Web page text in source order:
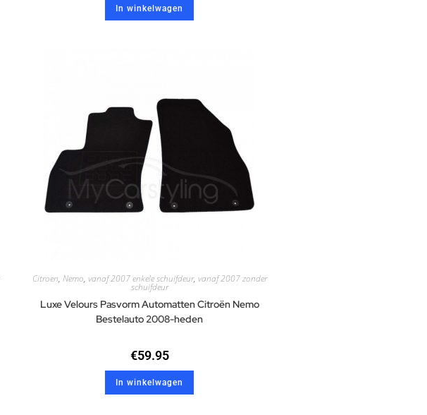
In winkelwagen
Citroen, Nemo, vanaf 2007 enkele schuifdeur, vanaf 2007 zonder
schuifdeur
Luxe Velours Pasvorm Automatten Citroën Nemo
Bestelauto 2008-heden
€59.95
In winkelwagen